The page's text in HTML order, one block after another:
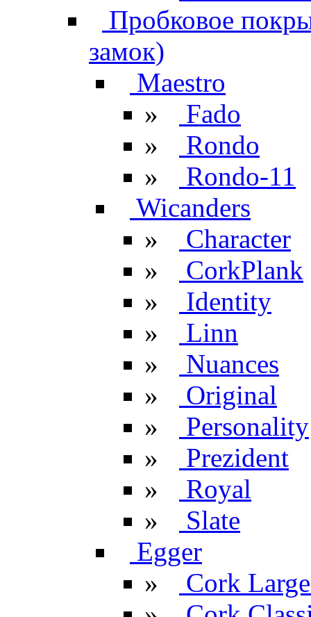
Пробковое
замок)
Maestro
»
Fado
»
Rondo
»
Rondo-11
Wicanders
»
Character
»
CorkPlank
»
Identity
»
Linn
»
Nuances
»
Original
»
Personality
»
Prezident
»
Royal
»
Slate
Egger
»
Cork